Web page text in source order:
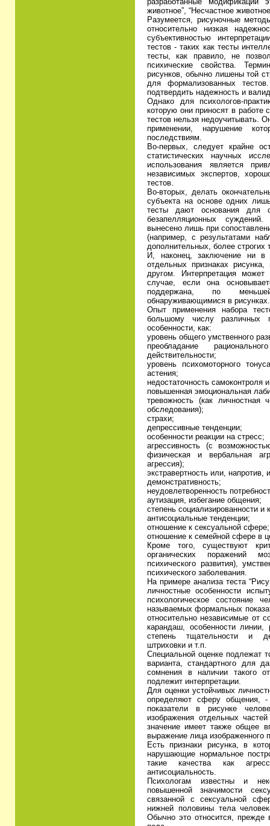
животное”, “Несчастное
Разумеется, рисуночные
относительно низкая
субъективностью
тестов - таких как тесты
тесты, как правило, не
психические свойства.
рисунков, обычно лишены той
для формализованных
подтвердить надежность и
Однако для психологов-
которую они приносят в
тестов нельзя недоучитывать.
применении, нарушение
последствиям.
Во-первых, следует крайне
статистических научных
использования является
независимых экспертов,
тестов.
Во-вторых, делать
субъекта на основе одних
тесты дают основания для
безапелляционных
вынесено лишь при
(например, с результатами
дополнительных, более строгих
И, наконец, заключение ни
отдельных признаках
другом. Интерпретация
случае, если она
поддержана, по
обнаруживающимися в рисунках.
Опыт применения набора
большому числу различных
особенности, как:
уровень общего умственного
преобладание
действительности;
уровень психомоторного
астения;
недостаточность самоконтроля
повышенная эмоциональная
тревожность (как личностная
обследования);
страхи;
депрессивные тенденции;
особенности реакции на стресс;
агрессивность (с
физическая и вербальная
агрессия);
экстравертность или, напротив,
демонстративность;
неудовлетворенность
аутизация, избегание общения;
степень социализированности и
антисоциальные тенденции;
отношение к сексуальной сфере;
отношение к семейной сфере в
Кроме того, существуют
органических поражений
психического развития),
психического заболевания.
На примере анализа теста
личностные особенности
психологическое состояние
называемых формальных
относительно независимые от
карандаш, особенности
степень тщательности и
штриховки и т.п.
Специальной оценке подлежат
варианта, стандартного для
сомнения в наличии такого
подлежит интерпретации.
Для оценки устойчивых
определяют сферу общения,
показатели в рисунке
изображения отдельных
значение имеет также общее
выражение лица изображенного
Есть признаки рисунка, в
нарушающие нормальное
такие качества как
антисоциальность.
Психологам известны и
повышенной значимости
связанной с сексуальной
нижней половины тела
Обычно это относится, прежде